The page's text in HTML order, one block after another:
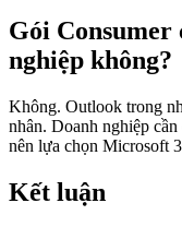
Gói Consumer
nghiệp không?
Không. Outlook trong
nhân. Doanh nghiệp
nên lựa chọn Microsoft
Kết luận